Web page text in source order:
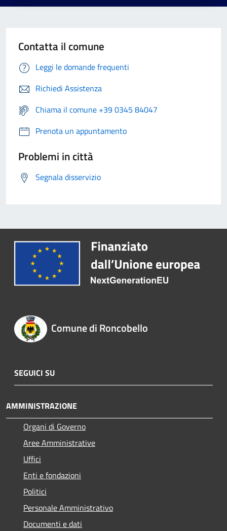
Contatta il comune
Leggi le domande frequenti
Richiedi Assistenza
Chiama il comune +39 0345 84047
Prenota un appuntamento
Problemi in città
Segnala disservizio
Comune di Roncobello
SEGUICI SU
AMMINISTRAZIONE
Organi di Governo
Aree Amministrative
Uffici
Enti e fondazioni
Politici
Personale Amministrativo
Documenti e dati